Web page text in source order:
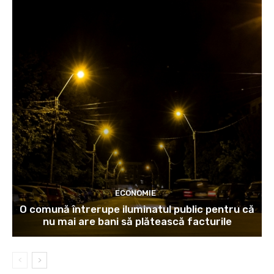
ECONOMIE
O comună întrerupe iluminatul public pentru că
nu mai are bani să plătească facturile